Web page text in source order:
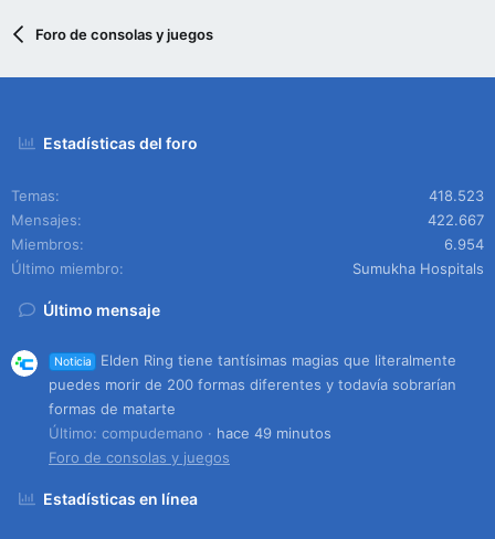
Foro de consolas y juegos
Estadísticas del foro
Temas
418.523
Mensajes
422.667
Miembros
6.954
Último miembro
Sumukha Hospitals
Último mensaje
Noticia
Elden Ring tiene tantísimas magias que literalmente
puedes morir de 200 formas diferentes y todavía sobrarían
formas de matarte
Último: compudemano
hace 49 minutos
Foro de consolas y juegos
Estadísticas en línea